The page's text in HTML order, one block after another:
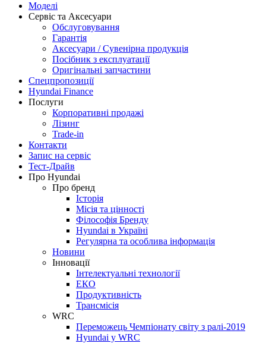
Моделі
Сервіс та Аксесуари
Обслуговування
Гарантія
Аксесуари / Сувенірна продукція
Посібник з експлуатації
Оригінальні запчастини
Спецпропозиції
Hyundai Finance
Послуги
Корпоративні продажі
Лізинг
Trade-in
Контакти
Запис на сервіс
Тест-Драйв
Про Hyundai
Про бренд
Історія
Місія та цінності
Філософія Бренду
Hyundai в Україні
Регулярна та особлива інформація
Новини
Інновації
Інтелектуальні технології
ЕКО
Продуктивність
Трансмісія
WRC
Переможець Чемпіонату світу з ралі-2019
Hyundai у WRC